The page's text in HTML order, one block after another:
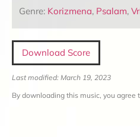
Genre: Korizmena, Psalam,
Download Score
Last modified: March 19, 2023
By downloading this music, you agree